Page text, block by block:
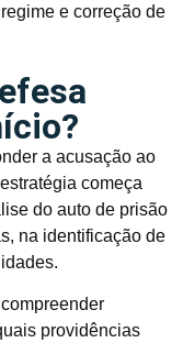
e correção de
a acusação ao
começa
do auto de prisão
na identificação de
providências